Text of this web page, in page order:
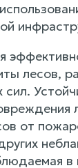
лесов,
от
в